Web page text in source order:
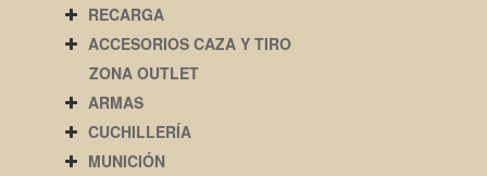
RECARGA
ACCESORIOS CAZA Y TIRO
ZONA OUTLET
ARMAS
CUCHILLERÍA
MUNICIÓN